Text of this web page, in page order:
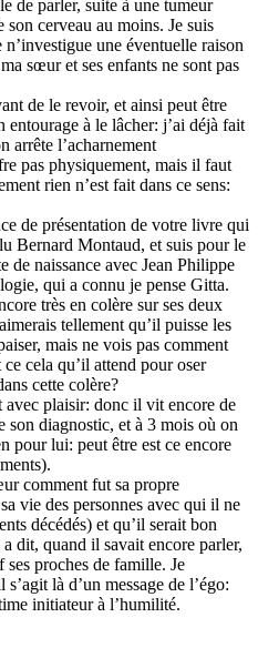
de parler, suite à une tumeur
cerveau au moins. Je suis
une éventuelle raison
sœur et ses enfants ne sont pas
de le revoir, et ainsi peut être
entourage à le lâcher: j’ai déjà fait
arrête l’acharnement
pas physiquement, mais il faut
rien n’est fait dans ce sens:
de présentation de votre livre qui
Bernard Montaud, et suis pour le
de naissance avec Jean Philippe
qui a connu je pense Gitta.
très en colère sur ses deux
tellement qu’il puisse les
mais ne vois pas comment
cela qu’il attend pour oser
cette colère?
avec plaisir: donc il vit encore de
son diagnostic, et à 3 mois où on
pour lui: peut être est ce encore
comment fut sa propre
vie des personnes avec qui il ne
décédés) et qu’il serait bon
dit, quand il savait encore parler,
proches de famille. Je
là d’un message de l’égo:
initiateur à l’humilité.